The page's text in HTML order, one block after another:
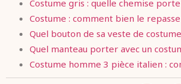
Costume gris : quelle chemise
Costume : comment bien le
Quel bouton de sa veste de
Quel manteau porter avec un
Costume homme 3 pièce italien :